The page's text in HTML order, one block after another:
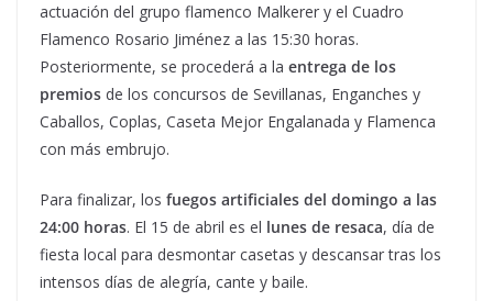
actuación del grupo flamenco Malkerer y el Cuadro
Flamenco Rosario Jiménez a las 15:30 horas.
Posteriormente, se procederá a la entrega de los
premios de los concursos de Sevillanas, Enganches y
Caballos, Coplas, Caseta Mejor Engalanada y Flamenca
con más embrujo.
Para finalizar, los fuegos artificiales del domingo a las
24:00 horas. El 15 de abril es el lunes de resaca, día de
fiesta local para desmontar casetas y descansar tras los
intensos días de alegría, cante y baile.